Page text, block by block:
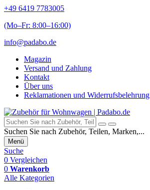
+49 6419 7783005
(Mo–Fr: 8:00–16:00)
info@padabo.de
Magazin
Versand und Zahlung
Kontakt
Über uns
Reklamationen und Widerrufsbelehrung
Suchen Sie nach Zubehör, Teilen, Marken,...
Menü
Suche
0 Vergleichen
0 Warenkorb
Alle Kategorien